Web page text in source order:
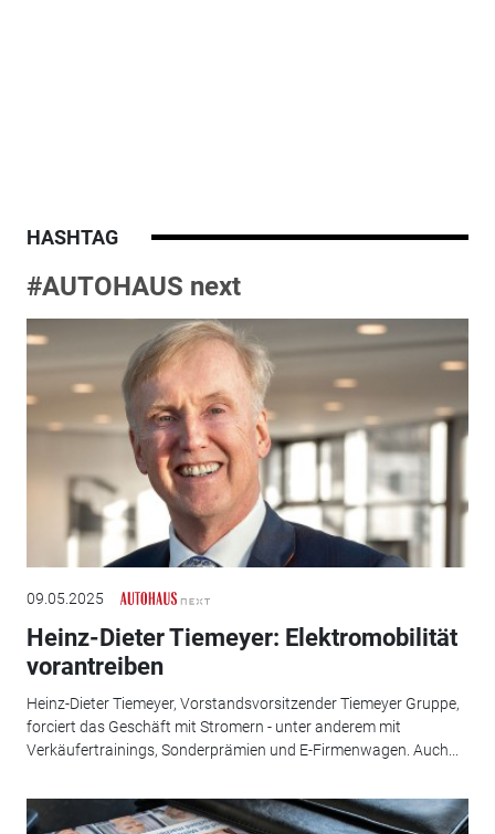
HASHTAG
#AUTOHAUS next
09.05.2025
Heinz-Dieter Tiemeyer: Elektromobilität
vorantreiben
Heinz-Dieter Tiemeyer, Vorstandsvorsitzender Tiemeyer Gruppe,
forciert das Geschäft mit Stromern - unter anderem mit
Verkäufertrainings, Sonderprämien und E-Firmenwagen. Auch...